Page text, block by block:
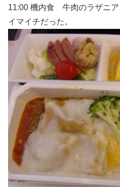
11:00 機内食 牛肉のラザニア
イマイチだった。